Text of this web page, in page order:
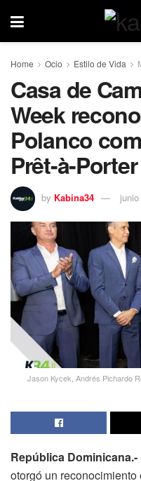
Home Ocio Estilo de Vida
Casa de
Week
Polanco
Prêt-à-
by Kabina34
Jason Kycek, Andrés Pichardo
República Dominicana.-
otorgó un